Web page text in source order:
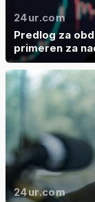
24ur.com
Predlog za
primeren za
24ur.com